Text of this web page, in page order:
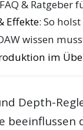
& Ratgeber
Effekte: So
wissen
im
Depth-
beeinflussen